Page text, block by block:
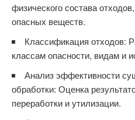
физического состава
опасных веществ.
Классификация отходов:
классам опасности, видам и
Анализ эффективности
обработки: Оценка
переработки и утилизации.